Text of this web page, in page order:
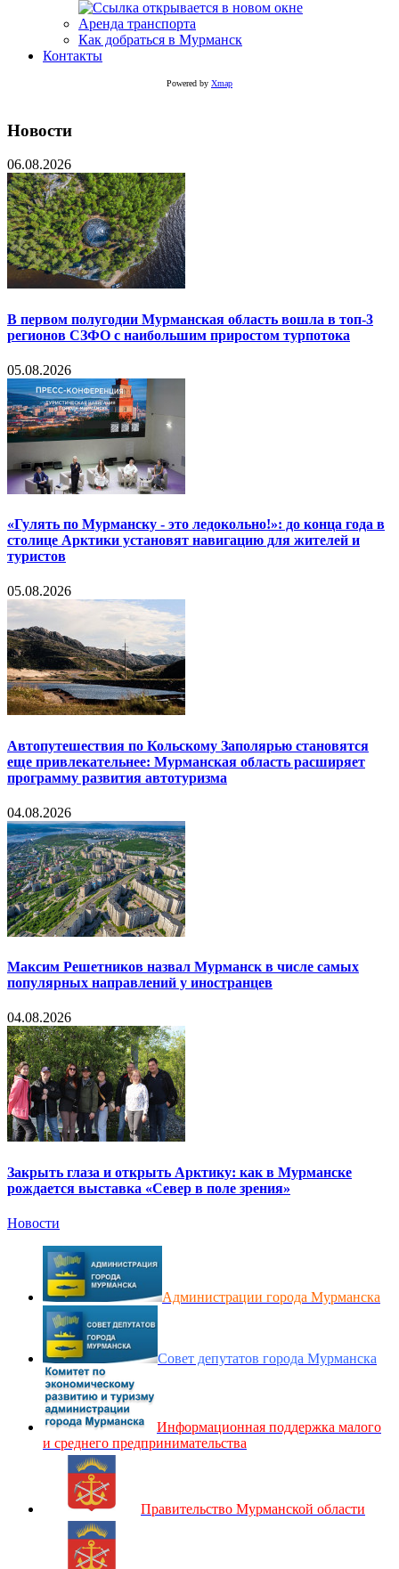
Аренда транспорта
Как добраться в Мурманск
Контакты
Powered by Xmap
Новости
06.08.2026
В первом полугодии Мурманская область вошла в топ-3
регионов СЗФО с наибольшим приростом турпотока
05.08.2026
«Гулять по Мурманску - это ледокольно!»: до конца года в
столице Арктики установят навигацию для жителей и
туристов
05.08.2026
Автопутешествия по Кольскому Заполярью становятся
еще привлекательнее: Мурманская область расширяет
программу развития автотуризма
04.08.2026
Максим Решетников назвал Мурманск в числе самых
популярных направлений у иностранцев
04.08.2026
Закрыть глаза и открыть Арктику: как в Мурманске
рождается выставка «Север в поле зрения»
Новости
Администрации города Мурманска
Совет депутатов города Мурманска
Информационная поддержка малого
и среднего предпринимательства
Правительство Мурманской области